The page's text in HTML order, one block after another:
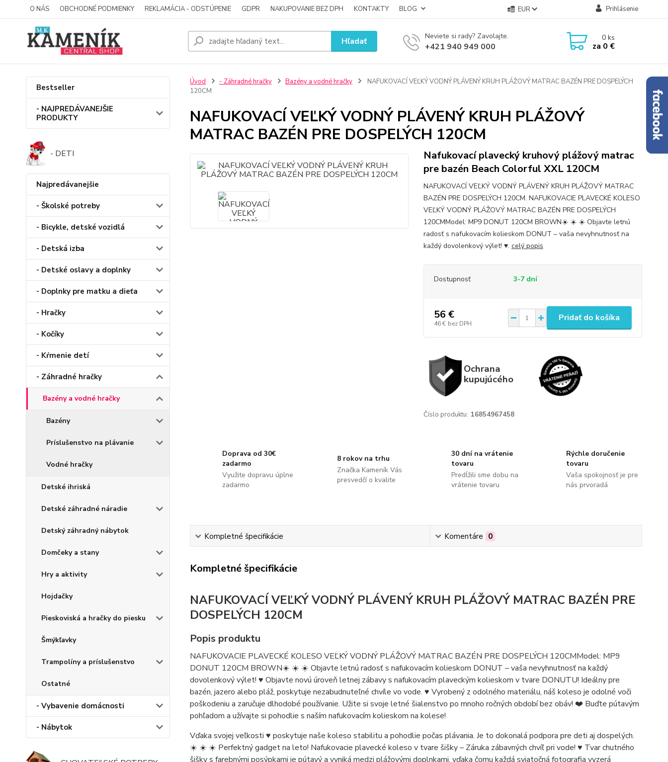
O NÁS OBCHODNÉ PODMIENKY REKLAMÁCIA - ODSTÚPENIE GDPR NAKUPOVANIE BEZ DPH KONTAKTY BLOG EUR Prihlásenie
Hľadať Neviete si rady? Zavolajte.
+421 940 949 000
0ks
za 0 €
Bestseller
- NAJPREDÁVANEJŠIE
PRODUKTY
- DETI
Najpredávanejšie
- Školské potreby
- Bicykle, detské vozidlá
- Detská izba
- Detské oslavy a doplnky
- Doplnky pre matku a dieťa
- Hračky
- Kočíky
- Kŕmenie detí
- Záhradné hračky
Bazény a vodné hračky
Bazény
Príslušenstvo na plávanie
Vodné hračky
Detské ihriská
Detské záhradné náradie
Detský záhradný nábytok
Domčeky a stany
Hry a aktivity
Hojdačky
Pieskoviská a hračky do piesku
Šmýkľavky
Trampolíny a príslušenstvo
Ostatné
- Vybavenie domácnosti
- Nábytok
Úvod - Záhradné hračky Bazény a vodné hračky
NAFUKOVACÍ VEĽKÝ VODNÝ PLÁVENÝ KRUH PLÁŽOVÝ MATRAC BAZÉN PRE DOSPELÝCH
120CM
NAFUKOVACÍ VEĽKÝ VODNÝ PLÁVENÝ KRUH PLÁŽOVÝ
MATRAC BAZÉN PRE DOSPELÝCH 120CM
Nafukovací plavecký kruhový plážový matrac
pre bazén Beach Colorful XXL 120CM
NAFUKOVACÍ VEĽKÝ VODNÝ PLÁVENÝ KRUH PLÁŽOVÝ MATRAC
BAZÉN PRE DOSPELÝCH 120CM. NAFUKOVACIE PLAVECKÉ KOLESO
VEĽKÝ VODNÝ PLÁŽOVÝ MATRAC BAZÉN PRE DOSPELÝCH
120CMModel: MP9 DONUT 120CM BROWN☀️ ☀️ ☀️ Objavte letnú
radosť s nafukovacím kolieskom DONUT – vaša nevyhnutnosť na
každý dovolenkový výlet! ♥️. celý popis
Dostupnosť 3-7 dní
56 €
46 € bez DPH
Pridať do košíka
Ochrana
kupujúcého
Číslo produktu: 16854967458
Doprava od 30€
zadarmo
Využite dopravu úplne
zadarmo
8 rokov na trhu
Značka Kameník Vás
presvedčí o kvalite
30 dní na vrátenie
tovaru
Predĺžili sme dobu na
vrátenie tovaru
Rýchle doručenie
tovaru
Vaša spokojnosť je pre
nás prvoradá
Kompletné špecifikácie Komentáre 0
Kompletné špecifikácie
NAFUKOVACÍ VEĽKÝ VODNÝ PLÁVENÝ KRUH PLÁŽOVÝ MATRAC BAZÉN PRE
DOSPELÝCH 120CM
Popis produktu
NAFUKOVACIE PLAVECKÉ KOLESO VEĽKÝ VODNÝ PLÁŽOVÝ MATRAC BAZÉN PRE DOSPELÝCH 120CMModel: MP9
DONUT 120CM BROWN☀️ ☀️ ☀️ Objavte letnú radosť s nafukovacím kolieskom DONUT – vaša nevyhnutnosť na každý
dovolenkový výlet! ♥️ Objavte novú úroveň letnej zábavy s nafukovacím plaveckým kolieskom v tvare DONUTU! Ideálny pre
bazén, jazero alebo pláž, poskytuje nezabudnuteľné chvíle vo vode. ♥️ Vyrobený z odolného materiálu, náš koleso je odolné voči
poškodeniu a zaručuje dlhodobé používanie. Užite si svoje letné šialenstvo po mnoho ročných období bez obáv! ❤️ Buďte pútavým
pohľadom a užívajte si pohodlie s naším nafukovacím kolieskom na kolese!
Vďaka svojej veľkosti ♥️ poskytuje naše koleso stabilitu a pohodlie počas plávania. Je to dokonalá podpora pre deti aj dospelých.
☀️ ☀️ ☀️ Perfektný gadget na leto! Nafukovacie plavecké koleso v tvare šišky – Záruka zábavných chvíľ pri vode! ♥️ Tvar chutného
šišky s farebnými posýpkami je pútavý a vyniká medzi plážovými doplnkami, vďaka čomu každá sviatočná fotografia vyzerá